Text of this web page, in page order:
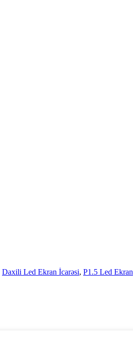
Daxili Led Ekran İcarəsi, P1.5 Led Ekran